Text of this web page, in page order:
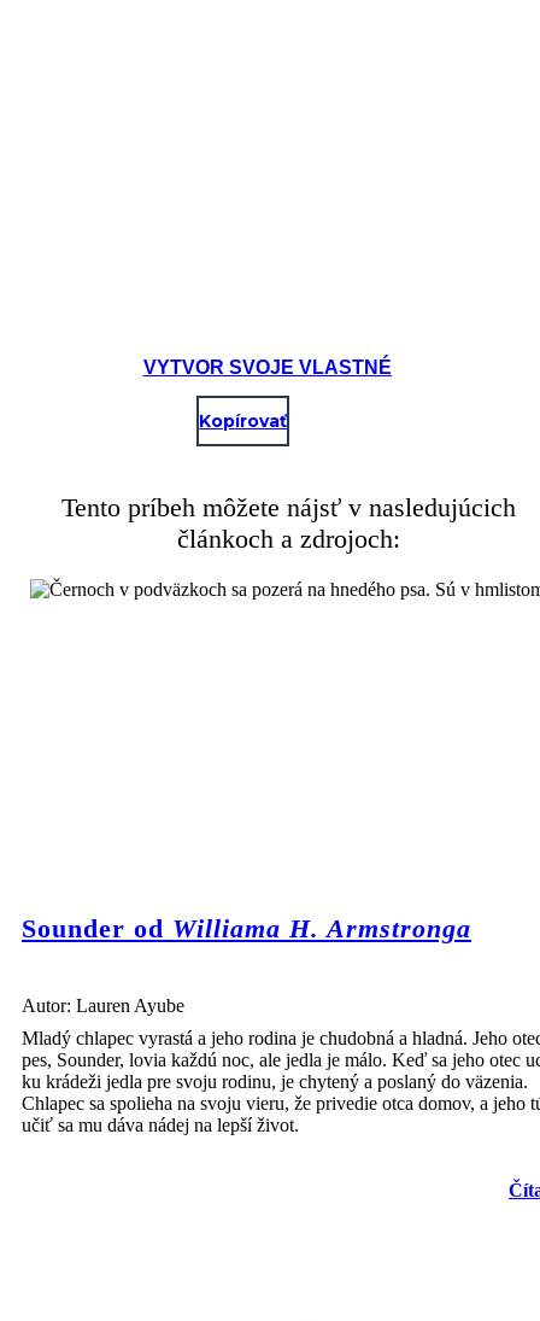
VYTVOR SVOJE VLASTNÉ
Kopírovať
Tento príbeh môžete nájsť v nasledujúcich
článkoch a zdrojoch:
Sounder od Williama H. Armstronga
Autor: Lauren Ayube
Mladý chlapec vyrastá a jeho rodina je chudobná a hladná. Jeho
pes, Sounder, lovia každú noc, ale jedla je málo. Keď sa jeho otec
ku krádeži jedla pre svoju rodinu, je chytený a poslaný do väzenia.
Chlapec sa spolieha na svoju vieru, že privedie otca domov, a jeho
učiť sa mu dáva nádej na lepší život.